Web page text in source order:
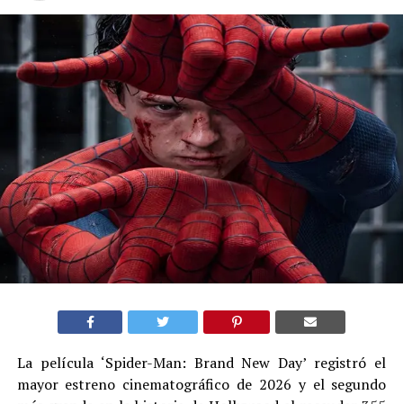
La película ‘Spider-Man: Brand New Day’ registró el
mayor estreno cinematográfico de 2026 y el segundo